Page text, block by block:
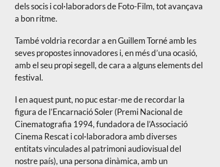
dels socis i col·laboradors de Foto-Film, tot avançava
a bon ritme.
També voldria recordar a en Guillem Torné amb les
seves propostes innovadores i, en més d’una ocasió,
amb el seu propi segell, de cara a alguns elements del
festival.
I en aquest punt, no puc estar-me de recordar la
figura de l’Encarnació Soler (Premi Nacional de
Cinematografia 1994, fundadora de l’Associació
Cinema Rescat i col·laboradora amb diverses
entitats vinculades al patrimoni audiovisual del
nostre país), una persona dinàmica, amb un